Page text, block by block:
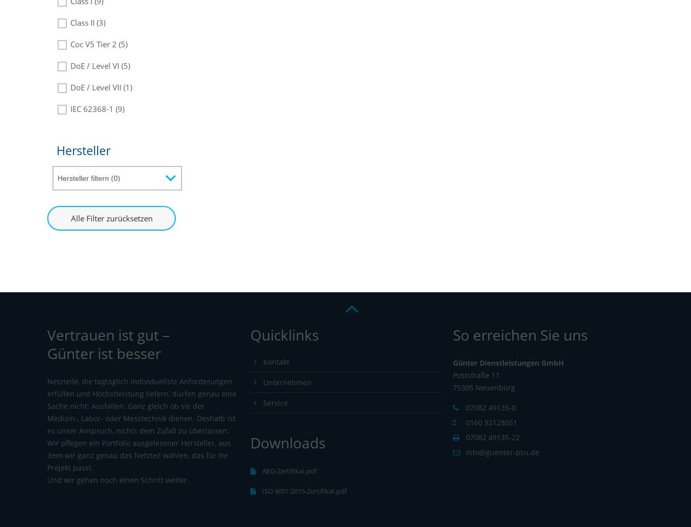
Class II (3)
Coc V5 Tier 2 (5)
DoE / Level VI (5)
DoE / Level VII (1)
IEC 62368-1 (9)
Hersteller
Alle Filter zurücksetzen
Vertrauen ist gut –
Günter ist besser
Netzteile, die tagtäglich individuellste Anforderungen
erfüllen und Höchstleistung liefern, dürfen genau eine
Sache nicht: Ausfallen. Ganz gleich ob sie der
Medizin-, Labor- oder Messtechnik dienen. Deshalb ist
es unser Anspruch, nichts dem Zufall zu überlassen.
Wir pflegen ein Portfolio ausgelesener Hersteller, aus
dem wir ganz genau das Netzteil wählen, das für Ihr
Projekt passt.
Und wir gehen noch einen Schritt weiter.
Quicklinks
Kontakt
Unternehmen
Service
Downloads
AEO-Zertifikat.pdf
ISO 9001:2015-Zertifikat.pdf
So erreichen Sie uns
Günter Dienstleistungen GmbH
Poststraße 11
75305 Neuenbürg
07082 49135-0
0160 92128051
07082 49135-22
info@guenter-psu.de